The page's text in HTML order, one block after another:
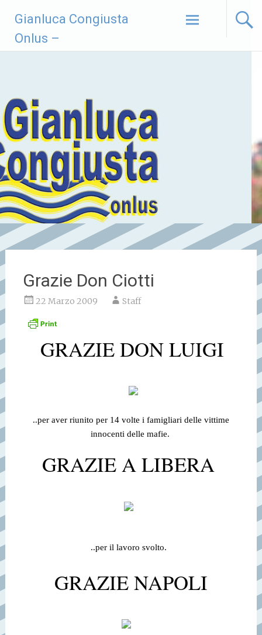
contenuto
Gianluca Congiusta
Onlus –
Grazie Don Ciotti
22 Marzo 2009 Staff
GRAZIE DON LUIGI
..per aver riunito per 14 volte i famigliari delle vittime
innocenti delle mafie.
GRAZIE A LIBERA
..per il lavoro svolto.
GRAZIE NAPOLI